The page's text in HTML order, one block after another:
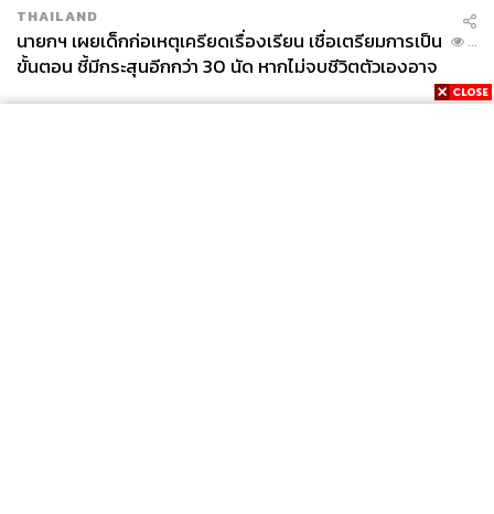
THAILAND
นายกฯ เผยเด็กก่อเหตุเครียดเรื่องเรียน เชื่อเตรียมการเป็น
ขั้นตอน ชี้มีกระสุนอีกกว่า 30 นัด หากไม่จบชีวิตตัวเองอาจ
...